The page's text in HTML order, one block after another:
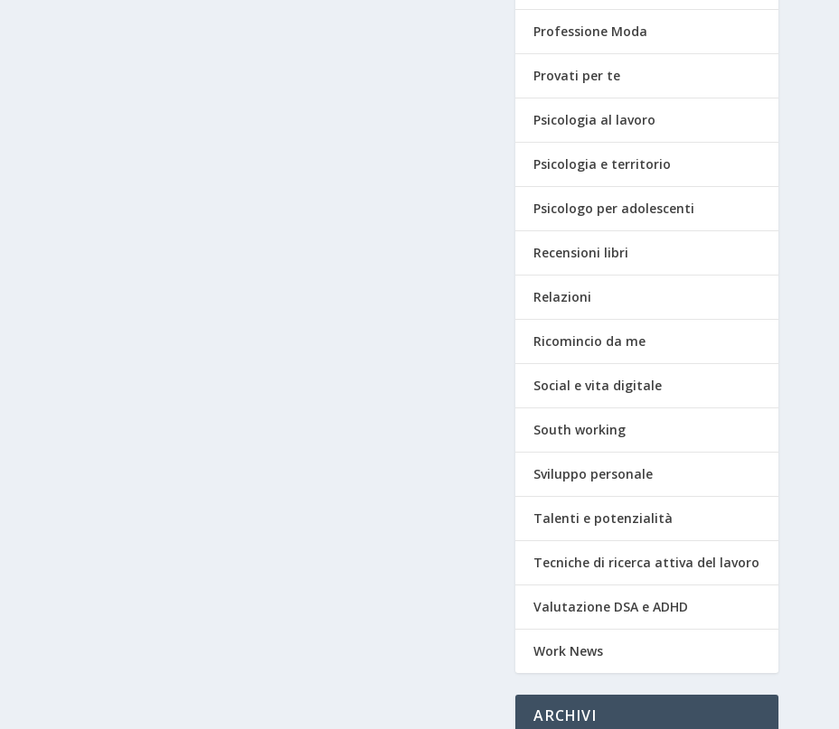
Professione Moda
Provati per te
Psicologia al lavoro
Psicologia e territorio
Psicologo per adolescenti
Recensioni libri
Relazioni
Ricomincio da me
Social e vita digitale
South working
Sviluppo personale
Talenti e potenzialità
Tecniche di ricerca attiva del lavoro
Valutazione DSA e ADHD
Work News
ARCHIVI